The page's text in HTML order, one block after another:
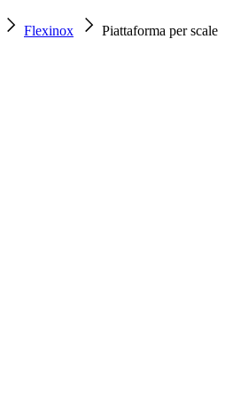
Flexinox
Piattaforma per scale